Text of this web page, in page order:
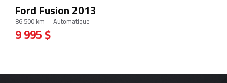
Ford Fusion 2013
86 500 km Automatique
9 995 $